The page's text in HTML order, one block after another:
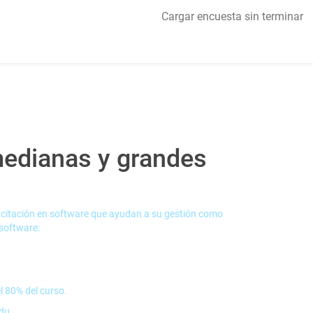
Cargar encuesta sin terminar
y grandes
en software que ayudan a su gestión como
del curso.